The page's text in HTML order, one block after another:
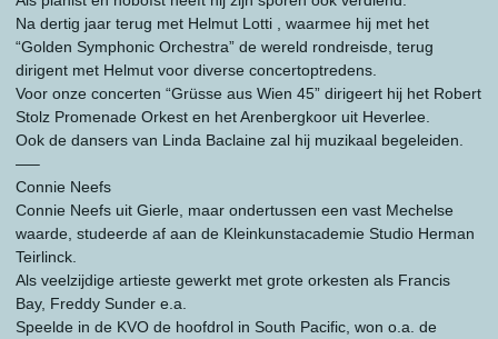
Na dertig jaar terug met Helmut Lotti , waarmee hij met het
“Golden Symphonic Orchestra” de wereld rondreisde, terug
dirigent met Helmut voor diverse concertoptredens.
Voor onze concerten “Grüsse aus Wien 45” dirigeert hij het Robert
Stolz Promenade Orkest en het Arenbergkoor uit Heverlee.
Ook de dansers van Linda Baclaine zal hij muzikaal begeleiden.
—–
Connie Neefs
Connie Neefs uit Gierle, maar ondertussen een vast Mechelse
waarde, studeerde af aan de Kleinkunstacademie Studio Herman
Teirlinck.
Als veelzijdige artieste gewerkt met grote orkesten als Francis
Bay, Freddy Sunder e.a.
Speelde in de KVO de hoofdrol in South Pacific, won o.a. de